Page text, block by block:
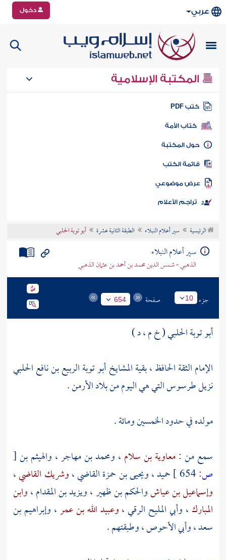
عربي دخول
المكتبة الإسلامية
كتب PDF
كتاب الأمة
المكتبة
الكتب
موضوعي
تراجم الأعلام
الرئيسية سير أعلام النبلاء الطبقة الثانية عشرة أبو توبة الحلبي
سير أعلام النبلاء
الذهبي - شمس الدين محمد بن أحمد بن عثمان الذهبي
جزء 10 صفحة 654
أبو توبة الحلبي ( خ م ، د )
الإمام الثقة الحافظ ، بقية المشايخ أبو توبة الربيع بن نافع الحلبي
نزيلطرسوسالتي هي اليوم منبلاد الأرمن.
مولده في حدود الخمسين ومائة .
سمع من :معاوية بن سلام ، ومحمد بن مهاجر، والهيثم بن[
ص:
حميد،ويحيى بن حمزة القاضي،وشريك القاضي،
وإسماعيل بن عياشوالحكم بن ظهير،ويزيد بن المقدام،وابن
المبارك ، وأبي المليح الرقي،وعبيد الله بن عمر، وإبراهيم بن
سعد،وأبي الأحوص، وطبقتهم .